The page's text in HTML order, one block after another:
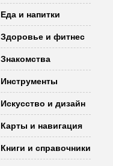
Еда и напитки
Здоровье и фитнес
Знакомства
Инструменты
Искусство и дизайн
Карты и навигация
Книги и справочники